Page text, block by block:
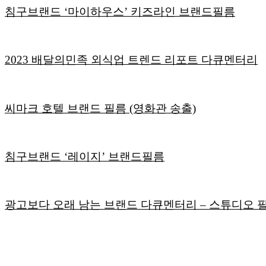
침구브랜드 ‘마이하우스’ 키즈라인 브랜드필름
2023 배달의민족 외식업 트렌드 리포트 다큐멘터리
씨마크 호텔 브랜드 필름 (영화관 송출)
침구브랜드 ‘레이지’ 브랜드필름
광고보다 오래 남는 브랜드 다큐멘터리 – 스튜디오